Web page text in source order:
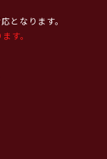
となります。
す。